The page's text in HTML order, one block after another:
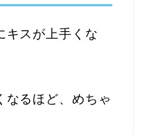
キスが上手くな
なるほど、めちゃ